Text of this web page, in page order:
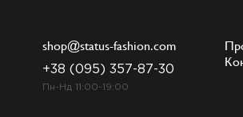
shop@status-fashion.com
+38 (095) 357-87-30
Пн-Нд 11:00-19:00